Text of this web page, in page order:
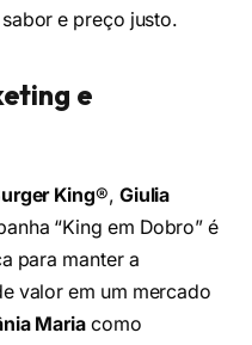
e preço justo.
e
King®, Giulia
“King em Dobro” é
para manter a
valor em um mercado
Maria como